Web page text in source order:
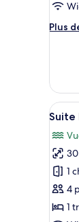
Suite
Plus
Plus
type
de
vue
mer
les
pour
ce
type
12
Suite
30
1
4
1